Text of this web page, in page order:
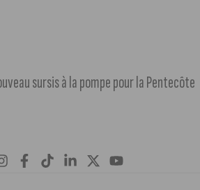
sursis à la pompe pour la Pentecôte